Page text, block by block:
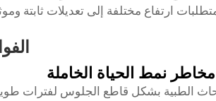
ارتفاع مختلفة إلى تعديلات ثابتة
نمط الحياة الخاملة
الطبية بشكل قاطع الجلوس لفترات